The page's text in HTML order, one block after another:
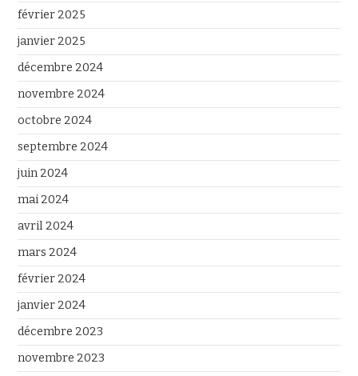
février 2025
janvier 2025
décembre 2024
novembre 2024
octobre 2024
septembre 2024
juin 2024
mai 2024
avril 2024
mars 2024
février 2024
janvier 2024
décembre 2023
novembre 2023